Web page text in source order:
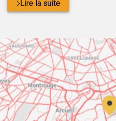
Lire la suite